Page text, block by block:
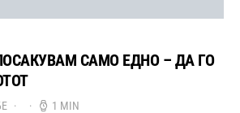
САМО ЕДНО – ДА ГО
1 MIN